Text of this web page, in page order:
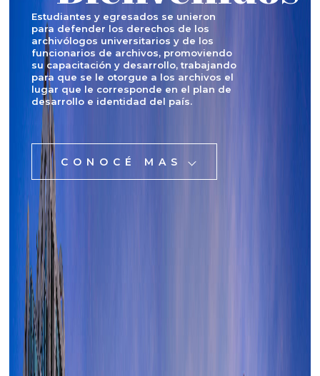
Estudiantes y egresados se unieron
para defender los derechos de los
archivólogos universitarios y de los
funcionarios de archivos, promoviendo
su capacitación y desarrollo, trabajando
para que se le otorgue a los archivos el
lugar que le corresponde en el plan de
desarrollo e identidad del país.
CONOCÉ MAS